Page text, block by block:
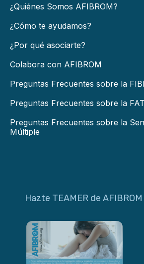
¿Quiénes Somos AFIBROM?
¿Cómo te ayudamos?
¿Por qué asociarte?
Colabora con AFIBROM
Preguntas Frecuentes sobre la
Preguntas Frecuentes sobre la
Preguntas Frecuentes sobre la
Múltiple
Hazte TEAMER de AFIBROM